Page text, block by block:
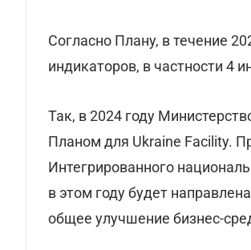
Согласно Плану, в течение
индикаторов, в частности 4
Так, в 2024 году
Планом для Ukraine Facility.
Интегрированного
в этом году будет
общее улучшение бизнес-